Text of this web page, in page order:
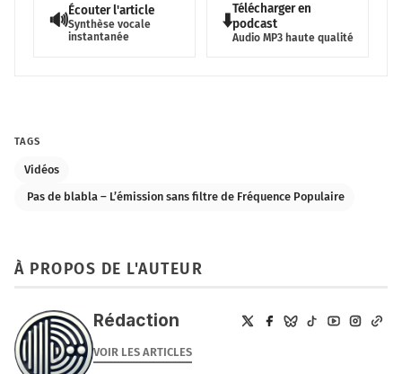
🔊Écouter l'article
Synthèse vocale
instantanée
⬇️
Télécharger en
podcast
Audio MP3 haute qualité
TAGS
Vidéos
️ Pas de blabla – L’émission sans filtre de Fréquence Populaire
À PROPOS DE L'AUTEUR
Rédaction
VOIR LES ARTICLES